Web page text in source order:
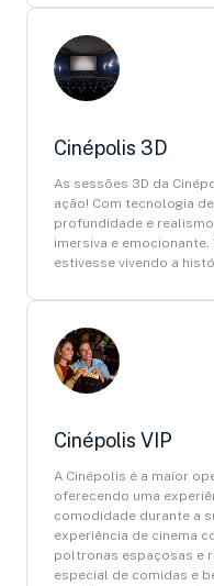
Cinépolis 3D
As sessões 3D da
ação! Com tecnologia
profundidade e
imersiva e
estivesse vivendo a
Cinépolis VIP
A Cinépolis é a maior
oferecendo uma
comodidade durante a
experiência de cinema
poltronas espaçosas e
especial de comidas e